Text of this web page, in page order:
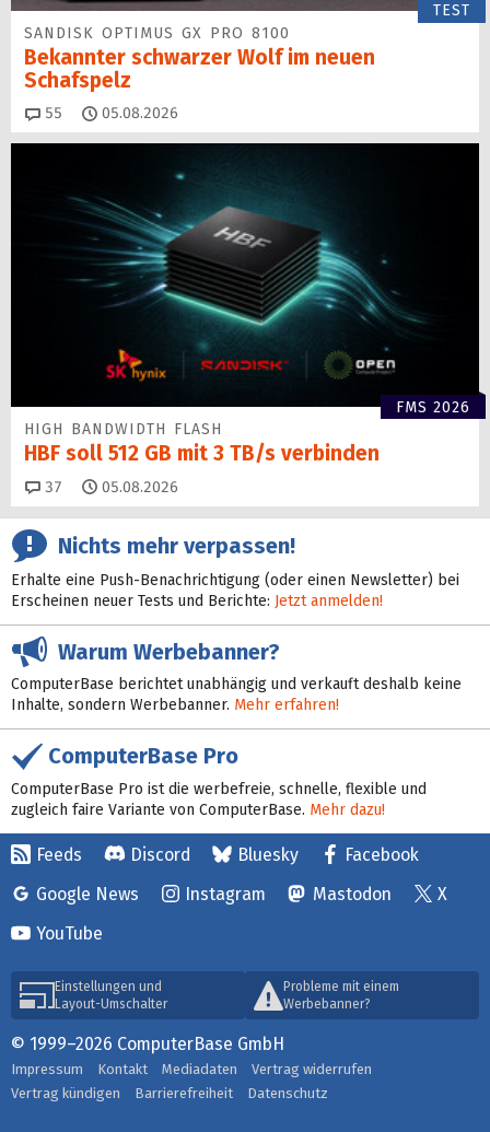
TEST
SANDISK OPTIMUS GX PRO 8100
Bekannter schwarzer Wolf im neuen
Schafspelz
55 Kommentare
05.08.2026
FMS 2026
HIGH BANDWIDTH FLASH
HBF soll 512 GB mit 3 TB/s verbinden
37 Kommentare
05.08.2026
Nichts mehr verpassen!
Erhalte eine Push-Benachrichtigung (oder einen Newsletter) bei
Erscheinen neuer Tests und Berichte: Jetzt anmelden!
Warum Werbebanner?
ComputerBase berichtet unabhängig und verkauft deshalb keine
Inhalte, sondern Werbebanner. Mehr erfahren!
ComputerBase Pro
ComputerBase Pro ist die werbefreie, schnelle, flexible und
zugleich faire Variante von ComputerBase. Mehr dazu!
Feeds Discord Bluesky
Facebook
Google News
Instagram Mastodon
X
YouTube
Einstellungen und
Layout-Umschalter
Probleme mit einem
Werbebanner?
© 1999–2026 ComputerBase GmbH
Impressum Kontakt Mediadaten
Vertrag widerrufen
Vertrag kündigen
Barrierefreiheit Datenschutz